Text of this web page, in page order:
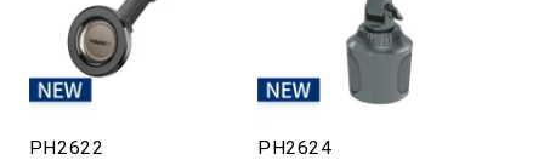
PH2622
PH2624